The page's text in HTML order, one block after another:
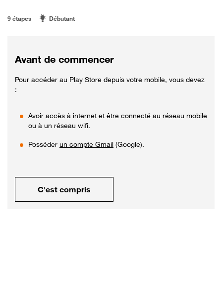
9 étapes Débutant
Avant de commencer
Pour accéder au Play Store depuis votre mobile, vous devez
:
Avoir accès à internet et être connecté au réseau mobile
ou à un réseau wifi.
Posséder un compte Gmail (Google).
C'est compris